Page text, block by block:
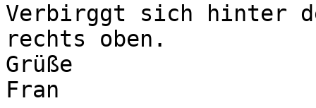
Verbirggt sich hinter
rechts oben.
Grüße
Fran